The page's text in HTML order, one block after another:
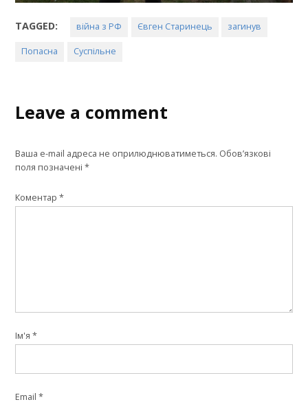
TAGGED: війна з РФ Євген Старинець загинув
Попасна Суспільне
Leave a comment
Ваша e-mail адреса не оприлюднюватиметься. Обов’язкові
поля позначені*
Коментар*
Ім'я*
Email*